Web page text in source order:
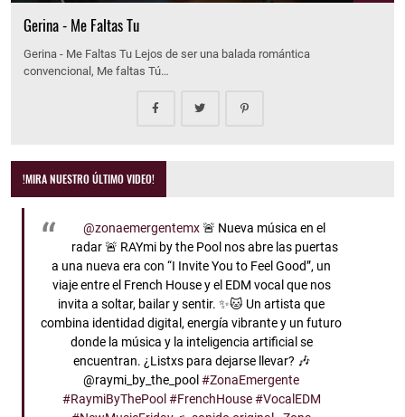
Gerina - Me Faltas Tu
Gerina - Me Faltas Tu Lejos de ser una balada romántica
convencional, Me faltas Tú…
!MIRA NUESTRO ÚLTIMO VIDEO!
@zonaemergentemx🚨 Nueva música en el
radar 🚨 RAYmi by the Pool nos abre las puertas
a una nueva era con “I Invite You to Feel Good”, un
viaje entre el French House y el EDM vocal que nos
invita a soltar, bailar y sentir. ✨🐱 Un artista que
combina identidad digital, energía vibrante y un futuro
donde la música y la inteligencia artificial se
encuentran. ¿Listxs para dejarse llevar? 🎶
@raymi_by_the_pool#ZonaEmergente
#RaymiByThePool #FrenchHouse #VocalEDM